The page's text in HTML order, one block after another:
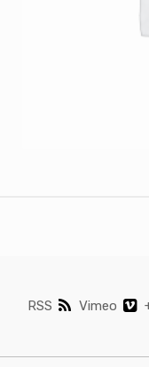
Vimeo
RSS